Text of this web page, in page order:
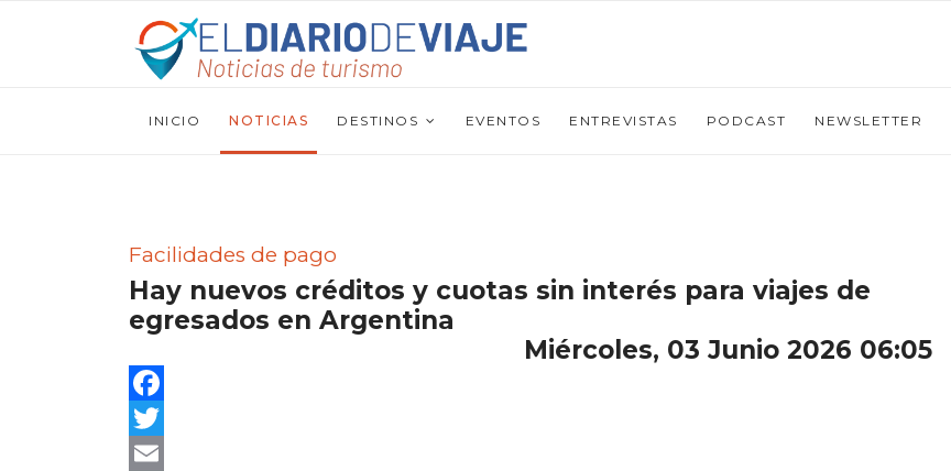
INICIO NOTICIAS DESTINOS EVENTOS ENTREVISTAS PODCAST NEWSLETTER
Facilidades de pago
Hay nuevos créditos y cuotas sin interés para viajes de
egresados en Argentina
Miércoles, 03 Junio 2026 06:05
Facebook
Twitter